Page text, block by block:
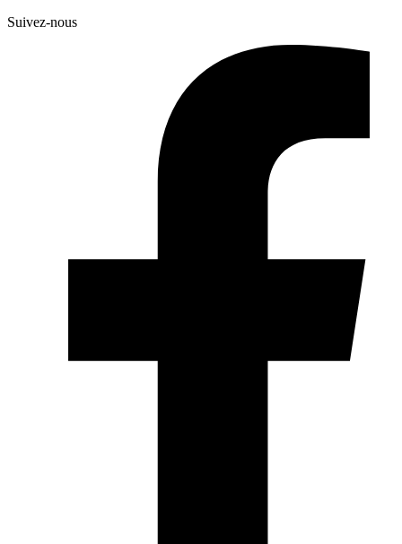
Suivez-nous